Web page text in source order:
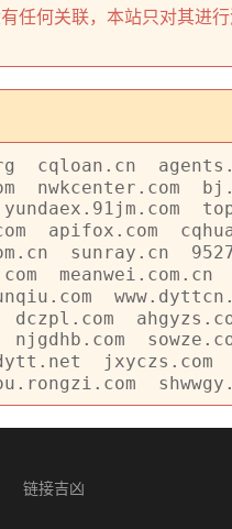
任何关联，本站只对其进
cqloan.cn
nwkcenter.com
yundaex.91jm.com
apifox.com
sunray.cn
meanwei.com.cn
dczpl.com
njgdhb.com
jxyczs.com
链接吉凶